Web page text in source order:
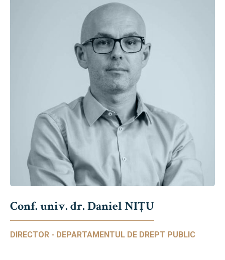
Conf. univ. dr. Daniel NIŢU
DIRECTOR - DEPARTAMENTUL DE DREPT PUBLIC